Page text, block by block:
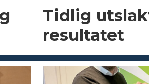
Tidlig
resultatet